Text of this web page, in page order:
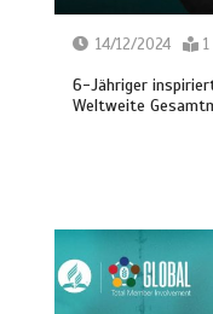
14/12/2024
6-Jähriger
Weltweite